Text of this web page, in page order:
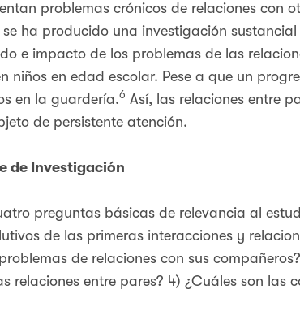
problemas crónicos de relaciones con
ha producido una investigación
e impacto de los problemas de las
niños en edad escolar. Pese a que un
en la guardería.6 Así, las relaciones entre
de persistente atención.
de Investigación
preguntas básicas de relevancia al
de las primeras interacciones y
de relaciones con sus
relaciones entre pares? 4) ¿Cuáles son las